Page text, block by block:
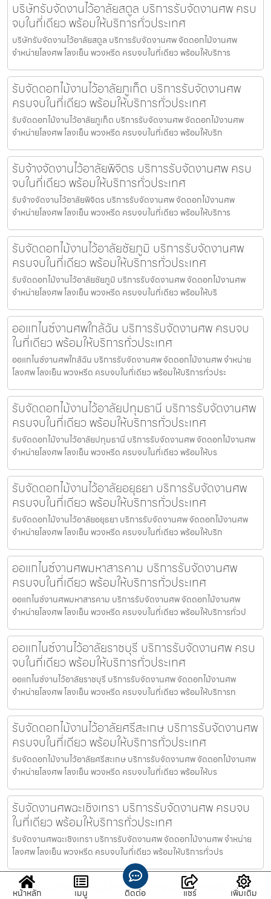
บริษัทรับจัดงานไว้อาลัยสตูล บริการรับจัดงานศพ ครบ
จบในที่เดียว พร้อมให้บริการทั่วประเทศ
บริษัทรับจัดงานไว้อาลัยสตูล บริการรับจัดงานศพ จัดดอกไม้งานศพ
จำหน่ายโลงศพ โลงเย็น พวงหรีด ครบจบในที่เดียว พร้อมให้บริการ
รับจัดดอกไม้งานไว้อาลัยภูเก็ต บริการรับจัดงานศพ
ครบจบในที่เดียว พร้อมให้บริการทั่วประเทศ
รับจัดดอกไม้งานไว้อาลัยภูเก็ต บริการรับจัดงานศพ จัดดอกไม้งานศพ
จำหน่ายโลงศพ โลงเย็น พวงหรีด ครบจบในที่เดียว พร้อมให้บริก
รับจ้างจัดงานไว้อาลัยพิจิตร บริการรับจัดงานศพ ครบ
จบในที่เดียว พร้อมให้บริการทั่วประเทศ
รับจ้างจัดงานไว้อาลัยพิจิตร บริการรับจัดงานศพ จัดดอกไม้งานศพ
จำหน่ายโลงศพ โลงเย็น พวงหรีด ครบจบในที่เดียว พร้อมให้บริการ
รับจัดดอกไม้งานไว้อาลัยชัยภูมิ บริการรับจัดงานศพ
ครบจบในที่เดียว พร้อมให้บริการทั่วประเทศ
รับจัดดอกไม้งานไว้อาลัยชัยภูมิ บริการรับจัดงานศพ จัดดอกไม้งานศพ
จำหน่ายโลงศพ โลงเย็น พวงหรีด ครบจบในที่เดียว พร้อมให้บริ
ออแกไนซ์งานศพใกล้ฉัน บริการรับจัดงานศพ ครบจบ
ในที่เดียว พร้อมให้บริการทั่วประเทศ
ออแกไนซ์งานศพใกล้ฉัน บริการรับจัดงานศพ จัดดอกไม้งานศพ จำหน่าย
โลงศพ โลงเย็น พวงหรีด ครบจบในที่เดียว พร้อมให้บริการทั่วประ
รับจัดดอกไม้งานไว้อาลัยปทุมธานี บริการรับจัดงานศพ
ครบจบในที่เดียว พร้อมให้บริการทั่วประเทศ
รับจัดดอกไม้งานไว้อาลัยปทุมธานี บริการรับจัดงานศพ จัดดอกไม้งานศพ
จำหน่ายโลงศพ โลงเย็น พวงหรีด ครบจบในที่เดียว พร้อมให้บร
รับจัดดอกไม้งานไว้อาลัยอยุธยา บริการรับจัดงานศพ
ครบจบในที่เดียว พร้อมให้บริการทั่วประเทศ
รับจัดดอกไม้งานไว้อาลัยอยุธยา บริการรับจัดงานศพ จัดดอกไม้งานศพ
จำหน่ายโลงศพ โลงเย็น พวงหรีด ครบจบในที่เดียว พร้อมให้บริก
ออแกไนซ์งานศพมหาสารคาม บริการรับจัดงานศพ
ครบจบในที่เดียว พร้อมให้บริการทั่วประเทศ
ออแกไนซ์งานศพมหาสารคาม บริการรับจัดงานศพ จัดดอกไม้งานศพ
จำหน่ายโลงศพ โลงเย็น พวงหรีด ครบจบในที่เดียว พร้อมให้บริการทั่วป
ออแกไนซ์งานไว้อาลัยราชบุรี บริการรับจัดงานศพ ครบ
จบในที่เดียว พร้อมให้บริการทั่วประเทศ
ออแกไนซ์งานไว้อาลัยราชบุรี บริการรับจัดงานศพ จัดดอกไม้งานศพ
จำหน่ายโลงศพ โลงเย็น พวงหรีด ครบจบในที่เดียว พร้อมให้บริการท
รับจัดดอกไม้งานไว้อาลัยศรีสะเกษ บริการรับจัดงานศพ
ครบจบในที่เดียว พร้อมให้บริการทั่วประเทศ
รับจัดดอกไม้งานไว้อาลัยศรีสะเกษ บริการรับจัดงานศพ จัดดอกไม้งานศพ
จำหน่ายโลงศพ โลงเย็น พวงหรีด ครบจบในที่เดียว พร้อมให้บร
รับจัดงานศพฉะเชิงเทรา บริการรับจัดงานศพ ครบจบ
ในที่เดียว พร้อมให้บริการทั่วประเทศ
รับจัดงานศพฉะเชิงเทรา บริการรับจัดงานศพ จัดดอกไม้งานศพ จำหน่าย
โลงศพ โลงเย็น พวงหรีด ครบจบในที่เดียว พร้อมให้บริการทั่วปร
บริษัทรับจัดงานศพบึงกาฬ บริการรับจัดงานศพ ครบ
หน้าหลัก เมนู ติดต่อ แชร์ เพิ่มเติม